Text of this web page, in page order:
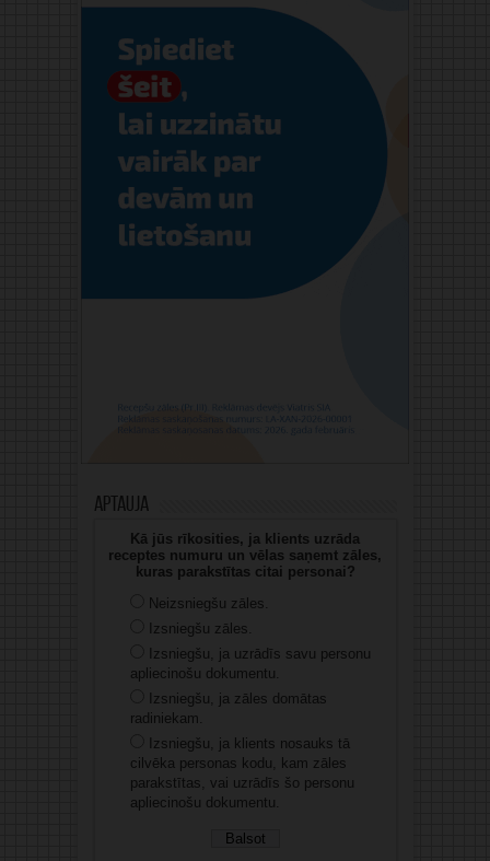
Aptauja
Kā jūs rīkosities, ja klients uzrāda
receptes numuru un vēlas saņemt zāles,
kuras parakstītas citai personai?
Neizsniegšu zāles.
Izsniegšu zāles.
Izsniegšu, ja uzrādīs savu personu
apliecinošu dokumentu.
Izsniegšu, ja zāles domātas
radiniekam.
Izsniegšu, ja klients nosauks tā
cilvēka personas kodu, kam zāles
parakstītas, vai uzrādīs šo personu
apliecinošu dokumentu.